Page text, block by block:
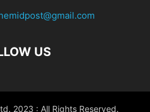
US
2023 : All Rights Reserved.